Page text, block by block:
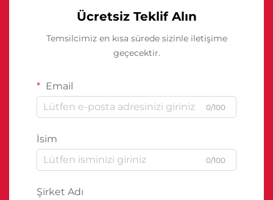
Ücretsiz Teklif Alın
Temsilcimiz en kısa sürede sizinle iletişime
geçecektir.
Email
0/100
İsim
0/100
Şirket Adı